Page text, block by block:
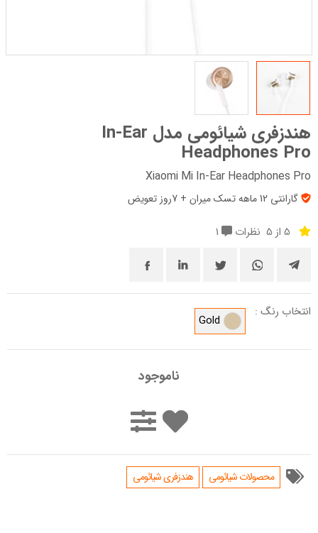
هندزفری شیائومی مدل In-Ear
Headphones Pro
Xiaomi Mi In-Ear Headphones Pro
گارانتی 12 ماهه تسک میران + 7روز تعویض
5 از 5 نظرات
انتخاب رنگ :
Gold
ناموجود
محصولات شیائومی هندزفری شیائومی